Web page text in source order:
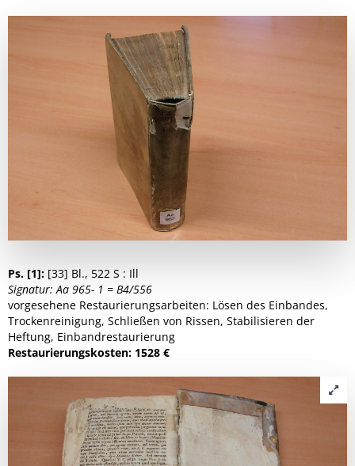
Ps. [1]: [33] Bl., 522 S : Ill
Signatur: Aa 965- 1 = B4/556
vorgesehene Restaurierungsarbeiten: Lösen des Einbandes,
Trockenreinigung, Schließen von Rissen, Stabilisieren der
Heftung, Einbandrestaurierung
Restaurierungskosten: 1528 €